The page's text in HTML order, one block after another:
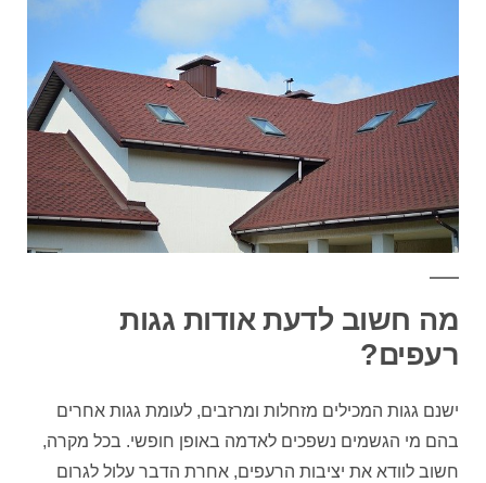
מה חשוב לדעת אודות גגות
רעפים?
ישנם גגות המכילים מזחלות ומרזבים, לעומת גגות אחרים
בהם מי הגשמים נשפכים לאדמה באופן חופשי. בכל מקרה,
חשוב לוודא את יציבות הרעפים, אחרת הדבר עלול לגרום